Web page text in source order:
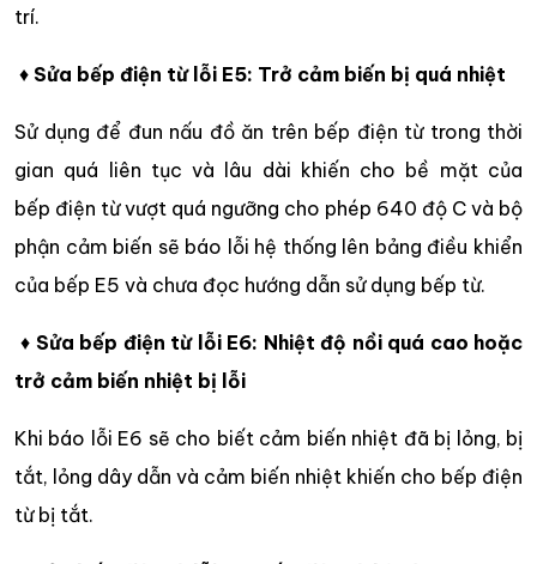
trí.
♦ Sửa bếp điện từ lỗi E5: Trở cảm biến bị quá nhiệt
Sử dụng để đun nấu đồ ăn trên bếp điện từ trong thời
gian quá liên tục và lâu dài khiến cho bề mặt của
bếp điện từ vượt quá ngưỡng cho phép 640 độ C và bộ
phận cảm biến sẽ báo lỗi hệ thống lên bảng điều khiển
của bếp E5 và chưa đọc hướng dẫn sử dụng bếp từ.
♦ Sửa bếp điện từ lỗi E6: Nhiệt độ nồi quá cao hoặc
trở cảm biến nhiệt bị lỗi
Khi báo lỗi E6 sẽ cho biết cảm biến nhiệt đã bị lỏng, bị
tắt, lỏng dây dẫn và cảm biến nhiệt khiến cho bếp điện
từ bị tắt.